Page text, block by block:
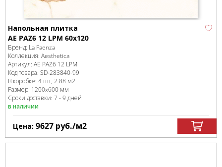
Напольная плитка
AE PAZ6 12 LPM 60x120
Бренд: La Faenza
Коллекция: Aesthetica
Артикул: AE PAZ6 12 LPM
Код товара: SD-283840-99
В коробке: 4 шт, 2.88 м2
Размер: 1200x600 мм
Сроки доставки: 7 - 9 дней
в наличии
Цена: 9627 руб./м2